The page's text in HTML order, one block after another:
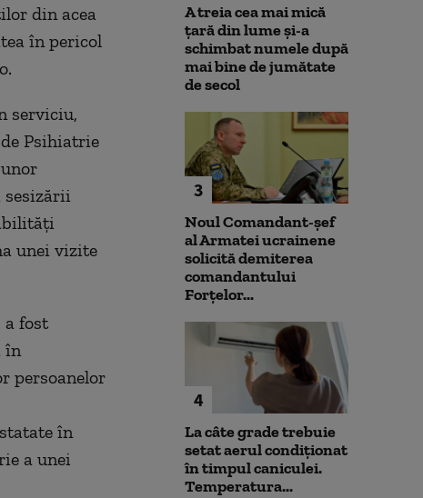
din acea
în pericol
serviciu,
Psihiatrie
sesizării
unei vizite
a fost
în
persoanelor
în
a unei
A treia cea mai mică
țară din lume și-a
schimbat numele după
mai bine de jumătate
de secol
3
Noul Comandant-șef
al Armatei ucrainene
solicită demiterea
comandantului
Forțelor...
4
La câte grade trebuie
setat aerul condiționat
în timpul caniculei.
Temperatura...